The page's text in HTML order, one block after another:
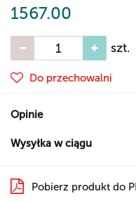
1567.00
szt.
Do przechowalni
Opinie
Wysyłka w ciągu
Pobierz produkt do